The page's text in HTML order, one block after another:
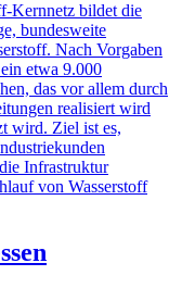
Kernnetz bildet die
bundesweite
Nach Vorgaben
etwa 9.000
das vor allem durch
realisiert wird
wird. Ziel ist es,
Infrastruktur
von Wasserstoff